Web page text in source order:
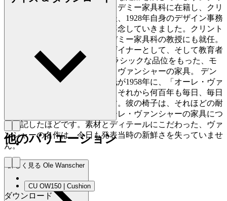
ントが教鞭をとる王立芸術アカデミー家具科に在籍し、クリ
ントの下で２年間仕事をした後、1928年自身のデザイン事務
所を設立。家具デザイナーに専念していきました。クリント
の後継者として王立芸術アカデミー家具科の教授にも就任。
デンマークのデザイン界をデザイナーとして、そして教育者
として牽引してきました。 クラシックな品位をもった、モ
ダンなデザインで人気をもつ、ヴァンシャーの家具。 デン
マークの新聞ポリティーケン紙が1958年に、「オーレ・ヴァ
ンシャーの椅子を購入すると、それから何百年も毎日、毎日
その椅子に座ることになります。彼の椅子は、それほどの耐
久性を備えています。」とオーレ・ヴァンシャーの家具につ
いて記したほどです。素材とディテールにこだわった、ヴァ
ンシャーの名作は、今日も発表当時の新鮮さを失っていませ
ん。
詳しく見る Ole Wanscher
ダウンロード
他のバリエーション
CU OW150 | Cushion